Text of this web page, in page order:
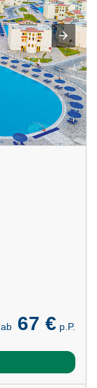
ab 67 € p.P.